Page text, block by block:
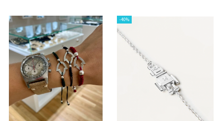
-40%